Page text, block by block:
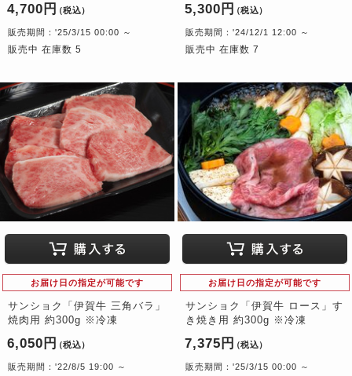
4,700円 （税込）
販売期間：'25/3/15 00:00 ～
販売中 在庫数 5
5,300円 （税込）
販売期間：'24/12/1 12:00 ～
販売中 在庫数 7
お届け日の指定が可能です
サンショク「伊賀牛 三角バラ」
焼肉用 約300g ※冷凍
6,050円 （税込）
販売期間：'22/8/5 19:00 ～
お届け日の指定が可能です
サンショク「伊賀牛 ロース」す
き焼き用 約300g ※冷凍
7,375円 （税込）
販売期間：'25/3/15 00:00 ～